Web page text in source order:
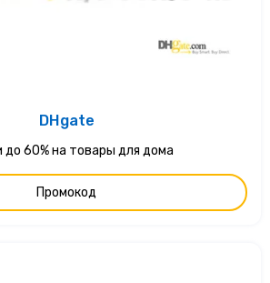
DHgate
до 60% на товары для дома
Промокод